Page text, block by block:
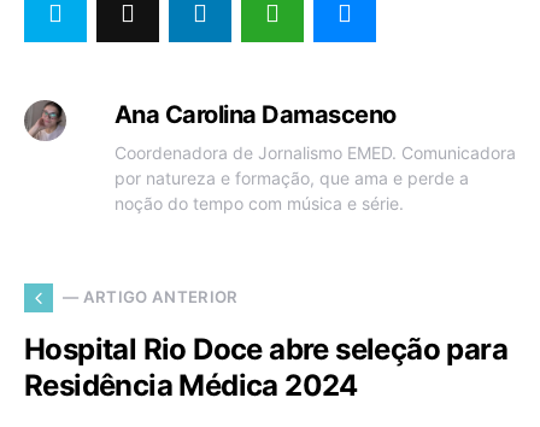
Ana Carolina Damasceno
Coordenadora de Jornalismo EMED. Comunicadora
por natureza e formação, que ama e perde a
noção do tempo com música e série.
— ARTIGO ANTERIOR
Hospital Rio Doce abre seleção para
Residência Médica 2024